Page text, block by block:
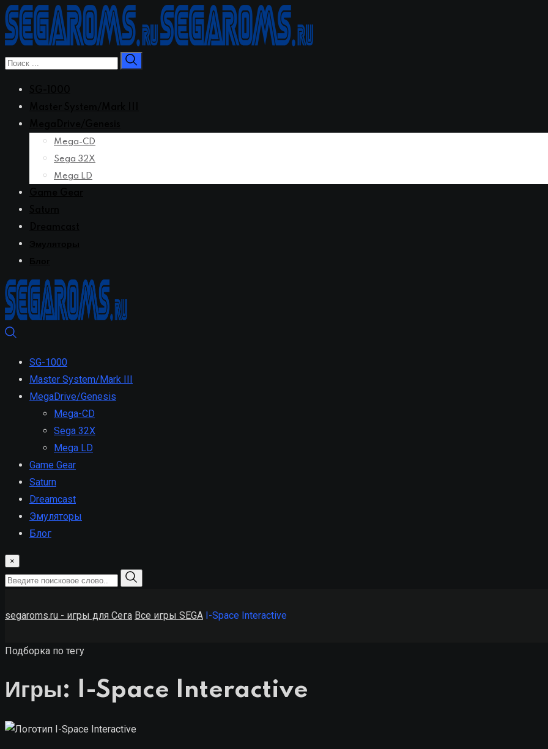
Перейти
к
контенту
Mega-CD
Sega 32X
Mega LD
SG-1000
Master System/Mark III
MegaDrive/Genesis
Mega-CD
Sega 32X
Mega LD
Game Gear
Saturn
Dreamcast
Эмуляторы
Блог
×
segaroms.ru - игры для Сега Все игры SEGA I-Space Interactive
Подборка по тегу
Игры: I-Space Interactive